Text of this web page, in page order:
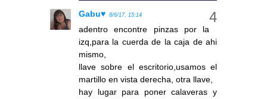
Gabu♥ 8/6/17, 15:14
adentro encontre pinzas por la
izq,para la cuerda de la caja de ahi
mismo,
llave sobre el escritorio,usamos el
martillo en vista derecha, otra llave,
hay lugar para poner calaveras y